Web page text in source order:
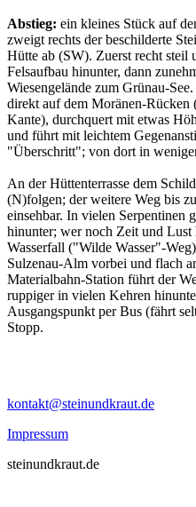
Abstieg: ein kleines Stück auf
zweigt rechts der beschilderte
Hütte ab (SW). Zuerst recht steil
Felsaufbau hinunter, dann
Wiesengelände zum Grünau-
direkt auf dem Moränen-
Kante), durchquert mit etwas
und führt mit leichtem
"Überschritt"; von dort in
An der Hüttenterrasse dem
(N)folgen; der weitere Weg bis
einsehbar. In vielen Serpentinen
hinunter; wer noch Zeit und Lust
Wasserfall ("Wilde Wasser"-
Sulzenau-Alm vorbei und flach
Materialbahn-Station führt der
ruppiger in vielen Kehren
Ausgangspunkt per Bus (fährt
Stopp.
kontakt@steinundkraut.de
Impressum
steinundkraut.de